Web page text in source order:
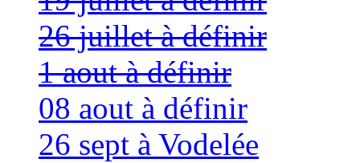
26 juillet à définir
1 aout à définir
08 aout à définir
26 sept à Vodelée